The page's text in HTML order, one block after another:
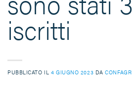
iscritti
PUBBLICATO IL 4 GIUGNO 2023 DA